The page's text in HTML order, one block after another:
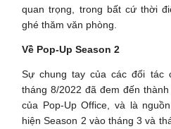
quan trọng, trong bất cứ thời
ghé thăm văn phòng.
Về Pop-Up Season 2
Sự chung tay của các đối tác
tháng 8/2022 đã đem đến
của Pop-Up Office, và là
hiện Season 2 vào tháng 3 và